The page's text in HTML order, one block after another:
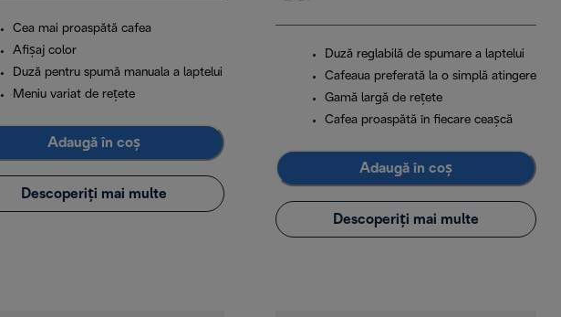
Cea mai proaspătă cafea
Afișaj color
Duză pentru spumă manuala a laptelui
Meniu variat de rețete
Adaugă în coș
Descoperiți mai multe
Duză reglabilă de spumare a laptelui
Cafeaua preferată la o simplă atingere
Gamă largă de rețete
Cafea proaspătă în fiecare ceașcă
Adaugă în coș
Descoperiți mai multe